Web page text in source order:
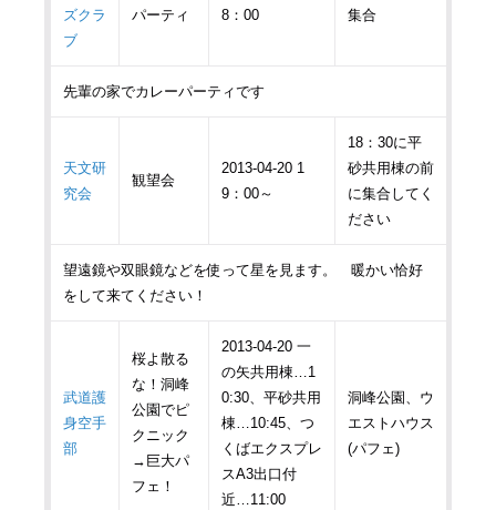
ズクラ
ブ
パーティ
8：00
集合
先輩の家でカレーパーティです
天文研
究会
観望会
2013-04-20 1
9：00～
18：30に平
砂共用棟の前
に集合してく
ださい
望遠鏡や双眼鏡などを使って星を見ます。 暖かい恰好
をして来てください！
武道護
身空手
部
桜よ散る
な！洞峰
公園でピ
クニック
→巨大パ
フェ！
2013-04-20 一
の矢共用棟…1
0:30、平砂共用
棟…10:45、つ
くばエクスプレ
スA3出口付
近…11:00
洞峰公園、ウ
エストハウス
(パフェ)